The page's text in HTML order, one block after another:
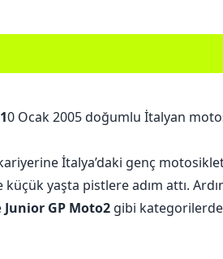
10 Ocak 2005 doğumlu İtalyan
İtalya’daki genç
yaşta pistlere adım attı.
Junior GP Moto2gibi kategorilerde